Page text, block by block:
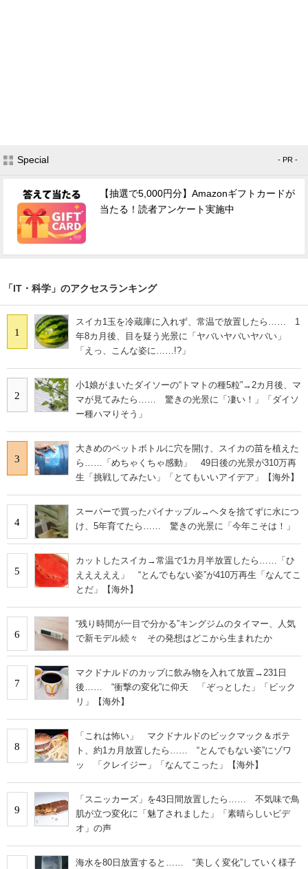
Special - PR -
【抽選で5,000円分】Amazonギフトカードが
当たる！読者アンケート実施中
「IT・科学」のアクセスランキング
1
スイカ1玉を冷蔵庫に入れず、常温で放置したら…… 1
年8カ月後、目を疑う光景に「ヤバいヤバいヤバい」
「えっ、こんな姿に……!?」
2
小1娘がまいたダイソーの“トマトの種5粒”→2カ月後、マ
マが見てみたら…… 驚きの光景に「凄い！」「ダイソ
ー種ハマりそう」
3
大きめのペットボトルに穴を開け、スイカの苗を植えた
ら……「めちゃくちゃ感動」 49日後の光景が310万再
生「挑戦してみたい」「とてもいいアイデア」【海外】
4
スーパーで買ったパイナップル→ヘタを捨てずに水につ
け、5年育てたら…… 驚きの光景に「今年こそは！」
5
カットしたスイカ→常温で1カ月半放置したら……「ひ
えええええ」 “とんでもない姿”が410万再生「なんてこ
とだ」【海外】
6
“残り時間が一目で分かる”キングジムのタイマー、人気
で新モデル続々 その発想はどこから生まれたか
7
マクドナルドのカップに飲み物を入れて放置→231日
後…… “衝撃の変化”に仰天 「ぞっとした」「ビック
リ」【海外】
8
「これは怖い」 マクドナルドのビックマック＆ポテ
ト、約1カ月放置したら…… “とんでもない姿”にゾワ
ッ 「クレイジー」「なんてこった」【海外】
9
「スニッカーズ」を43日間放置したら…… 不気味で鳥
肌が立つ変化に「魅了されました」「素晴らしいビデ
オ」の声
海水を80日放置すると…… “美しく変化”していく様子